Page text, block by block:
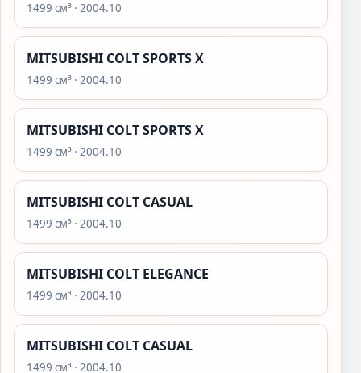
1499 см³ · 2004.10
MITSUBISHI COLT SPORTS X
1499 см³ · 2004.10
MITSUBISHI COLT SPORTS X
1499 см³ · 2004.10
MITSUBISHI COLT CASUAL
1499 см³ · 2004.10
MITSUBISHI COLT ELEGANCE
1499 см³ · 2004.10
MITSUBISHI COLT CASUAL
1499 см³ · 2004.10